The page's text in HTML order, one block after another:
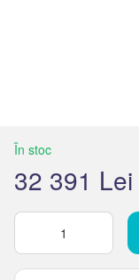
În stoc
32 391 Lei